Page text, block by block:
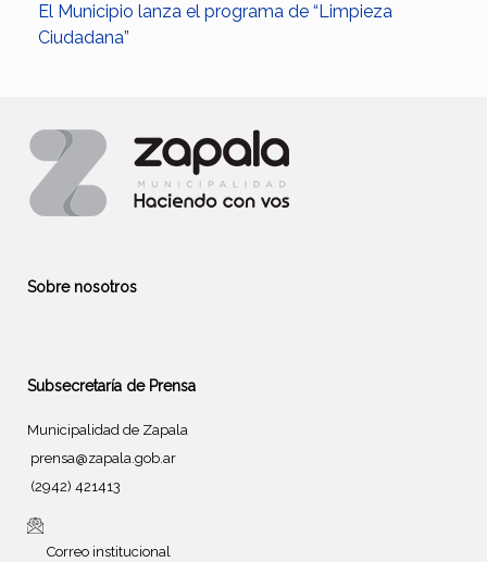
El Municipio lanza el programa de “Limpieza
Ciudadana”
Sobre nosotros
Subsecretaría de Prensa
Municipalidad de Zapala
prensa@zapala.gob.ar
(2942) 421413
Correo institucional